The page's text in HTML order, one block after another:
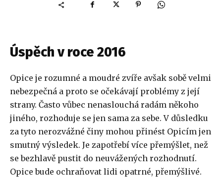
Úspěch v roce 2016
Opice je rozumné a moudré zvíře avšak sobě velmi
nebezpečná a proto se očekávají problémy z její
strany. Často vůbec nenaslouchá radám někoho
jiného, rozhoduje se jen sama za sebe. V důsledku
za tyto nerozvážné činy mohou přinést Opicím jen
smutný výsledek. Je zapotřebí více přemýšlet, než
se bezhlavě pustit do neuvážených rozhodnutí.
Opice bude ochraňovat lidi opatrné, přemýšlivé.